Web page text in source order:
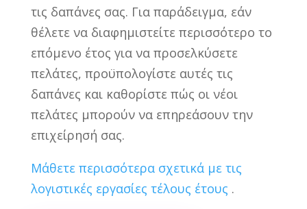
τις δαπάνες σας. Για παράδειγμα, εάν
θέλετε να διαφημιστείτε περισσότερο το
επόμενο έτος για να προσελκύσετε
πελάτες, προϋπολογίστε αυτές τις
δαπάνες και καθορίστε πώς οι νέοι
πελάτες μπορούν να επηρεάσουν την
επιχείρησή σας.
Μάθετε περισσότερα σχετικά με τις
λογιστικές εργασίες τέλους έτους .